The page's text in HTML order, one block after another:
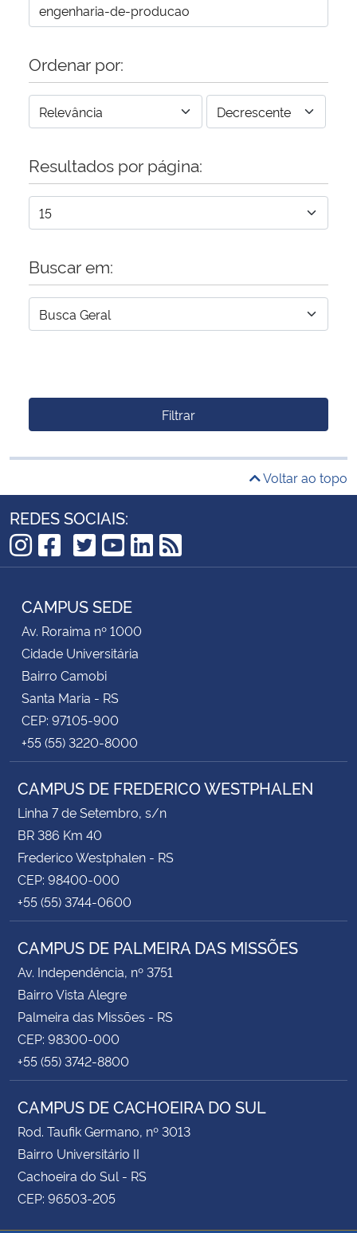
Ordenar por:
Resultados por página:
Buscar em:
Filtrar
Voltar ao topo
REDES SOCIAIS:
Instagram
Facebook
TikTok
Twitter
YouTube
LinkedIn
RSS
CAMPUS SEDE
Av. Roraima nº 1000
Cidade Universitária
Bairro Camobi
Santa Maria - RS
CEP: 97105-900
+55 (55) 3220-8000
CAMPUS DE FREDERICO WESTPHALEN
Linha 7 de Setembro, s/n
BR 386 Km 40
Frederico Westphalen - RS
CEP: 98400-000
+55 (55) 3744-0600
CAMPUS DE PALMEIRA DAS MISSÕES
Av. Independência, nº 3751
Bairro Vista Alegre
Palmeira das Missões - RS
CEP: 98300-000
+55 (55) 3742-8800
CAMPUS DE CACHOEIRA DO SUL
Rod. Taufik Germano, nº 3013
Bairro Universitário II
Cachoeira do Sul - RS
CEP: 96503-205